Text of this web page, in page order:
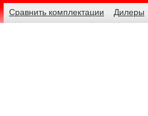
Сравнить комплектации Дилеры